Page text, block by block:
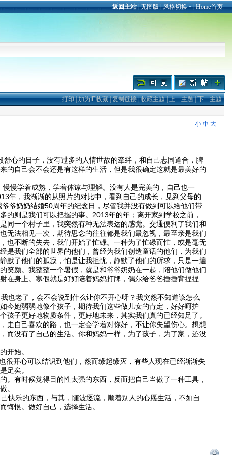
返回主站|无图版|风格切换 |Home首页
打印|加为IE收藏|复制链接|收藏主题|上一主题|下一主题
小 中 大
的日子，没有过多的人情世故的牵绊，和自己志同道合，脾
的自己会不会还是有这样的生活，但是我很确定这就是最美好的
慢学着成熟，学着体谅与理解。没有人是完美的，自己也一
年，我渐渐的从照片的对比中，看到自己的成长，见到父母的
爷奶奶结婚50周年的纪念日，尽管我并没有做到可以给他们带
则是我们可以把握的事。2013年的年；离开家到学校之前，
同一个村子里，我突然有种无法表达的感觉。交通便利了我们和
无法相见一次，期待思念的往往都是我们最忽视，最至亲是我们
也不断的失去，我们开始了忙碌。一种为了忙碌而忙，或是毫无
是我们全部的世界的他们，曾经为我们创造童话的他们，为我们
默了他们的孤寂，怕是让我担忧，静默了他们的所求，只是一遍
笑颜。我整整一个暑假，就是和爷爷奶奶在一起，陪他们做他们
在身上。寒假就是好好陪着妈妈打牌，偶尔给爸爸捶捶背捏捏
老了，会不会说到什么让你不开心呀？我突然不知道该怎么
今她弱弱地像个孩子，期待我们这些做儿女的肯定，好好呵护
子更好地物质条件，更好地未来，其实我们真的已经知足了。
走自己喜欢的路，也一定会学着对你好，不让你失望伤心。想想
而没有了自己的生活。你和妈妈一样，为了孩子，为了家，还没
开始。
开心可以结识到他们，然而缘起缘灭，有些人现在已经渐渐失
足矣。
有时候觉得目的性太强的东西，反而把自己当做了一种工具，
。
乐的东西，与其，随波逐流，顺着别人的心愿生活，不如自
悔恨。做好自己，选择生活。